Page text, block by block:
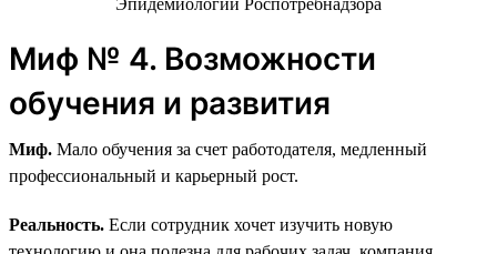
Миф № 4. Возможности
обучения и развития
Миф. Мало обучения за счет работодателя, медленный
профессиональный и карьерный рост.
Реальность. Если сотрудник хочет изучить новую